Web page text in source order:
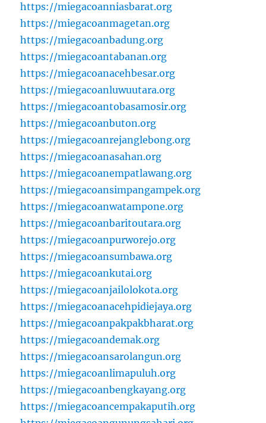
https://miegacoanniasbarat.org
https://miegacoanmagetan.org
https://miegacoanbadung.org
https://miegacoantabanan.org
https://miegacoanacehbesar.org
https://miegacoanluwuutara.org
https://miegacoantobasamosir.org
https://miegacoanbuton.org
https://miegacoanrejanglebong.org
https://miegacoanasahan.org
https://miegacoanempatlawang.org
https://miegacoansimpangampek.org
https://miegacoanwatampone.org
https://miegacoanbaritoutara.org
https://miegacoanpurworejo.org
https://miegacoansumbawa.org
https://miegacoankutai.org
https://miegacoanjailolokota.org
https://miegacoanacehpidiejaya.org
https://miegacoanpakpakbharat.org
https://miegacoandemak.org
https://miegacoansarolangun.org
https://miegacoanlimapuluh.org
https://miegacoanbengkayang.org
https://miegacoancempakaputih.org